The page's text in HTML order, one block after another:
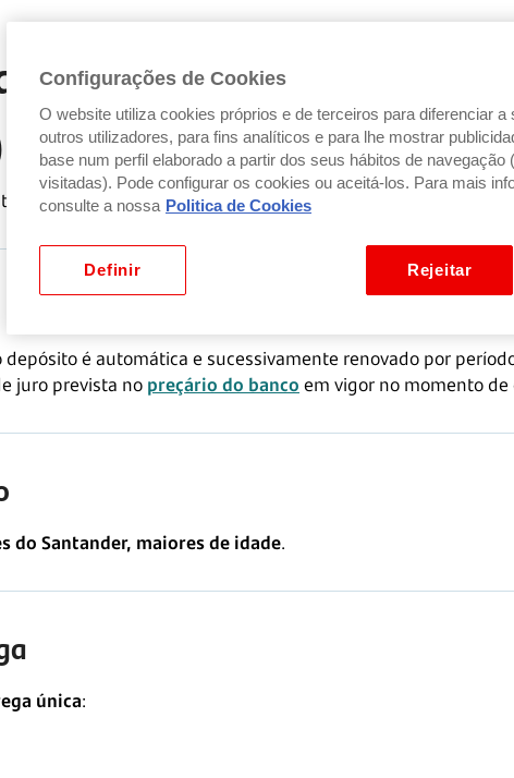
Depósito Poupança
ao final de6 meses.Nesse momento, os juros são
depósito é automática e sucessivamente renovado por
juro prevista no preçário do banco em vigor no momento de
do Santander, maiores de idade.
única:
Configurações de Cookies
O website utiliza cookies próprios e de terceiros para diferenciar a
outros utilizadores, para fins analíticos e para lhe mostrar
base num perfil elaborado a partir dos seus hábitos de navegação
visitadas). Pode configurar os cookies ou aceitá-los. Para mais
consulte a nossa Politica de Cookies
Definir Rejeitar